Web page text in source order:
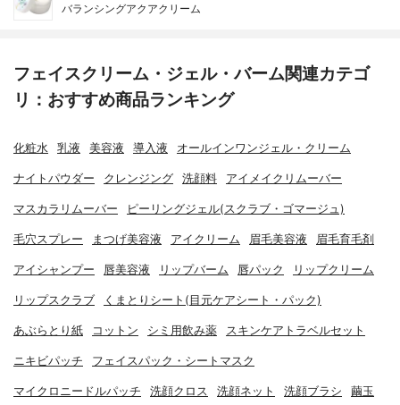
バランシングアクアクリーム
フェイスクリーム・ジェル・バーム関連カテゴ
リ：おすすめ商品ランキング
化粧水 乳液 美容液 導入液 オールインワンジェル・クリーム
ナイトパウダー クレンジング 洗顔料 アイメイクリムーバー
マスカラリムーバー ピーリングジェル(スクラブ・ゴマージュ)
毛穴スプレー まつげ美容液 アイクリーム 眉毛美容液 眉毛育毛剤
アイシャンプー 唇美容液 リップバーム 唇パック リップクリーム
リップスクラブ くまとりシート(目元ケアシート・パック)
あぶらとり紙 コットン シミ用飲み薬 スキンケアトラベルセット
ニキビパッチ フェイスパック・シートマスク
マイクロニードルパッチ 洗顔クロス 洗顔ネット 洗顔ブラシ 繭玉